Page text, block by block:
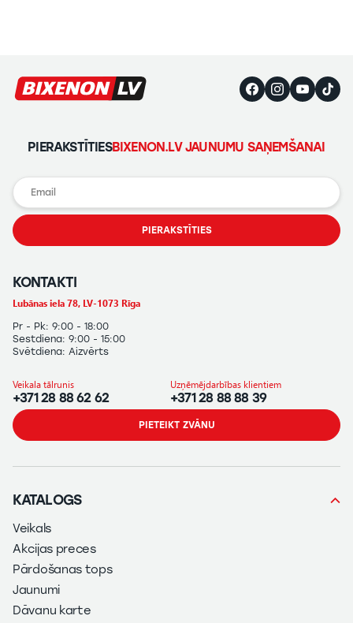
PIERAKSTĪTIESBIXENON.LV JAUNUMU SAŅEMŠANAI
PIERAKSTĪTIES
KONTAKTI
Lubānas iela 78, LV-1073 Rīga
Pr - Pk: 9:00 - 18:00
Sestdiena: 9:00 - 15:00
Svētdiena: Aizvērts
Veikala tālrunis
+371 28 88 62 62
Uzņēmējdarbības klientiem
+371 28 88 88 39
PIETEIKT ZVĀNU
KATALOGS
Veikals
Akcijas preces
Pārdošanas tops
Jaunumi
Dāvanu karte